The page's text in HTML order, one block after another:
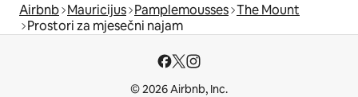
Airbnb Mauricijus Pamplemousses The Mount
Prostori za mjesečni najam
© 2026 Airbnb, Inc.